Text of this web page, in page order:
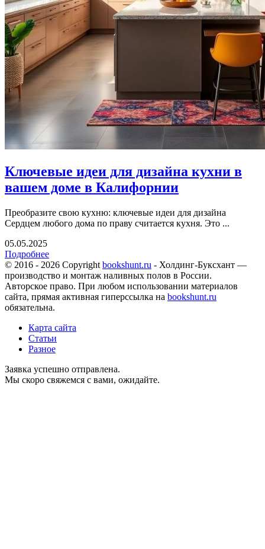
Ключевые идеи для дизайна кухни в
вашем доме в Калифорнии
Преобразите свою кухню: ключевые идеи для дизайна
Сердцем любого дома по праву считается кухня. Это ...
05.05.2025
Подробнее
© 2016 - 2026 Copyright bookshunt.ru - Холдинг-Буксхант —
производство и монтаж наливных полов в России.
Авторское право. При любом использовании материалов
сайта, прямая активная гиперссылка на bookshunt.ru
обязательна.
Карта сайта
Статьи
Разное
Заявка успешно отправлена.
Мы скоро свяжемся с вами, ожидайте.